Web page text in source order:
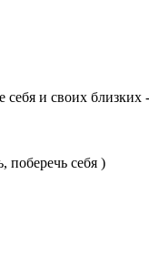
и своих близких
поберечь себя )